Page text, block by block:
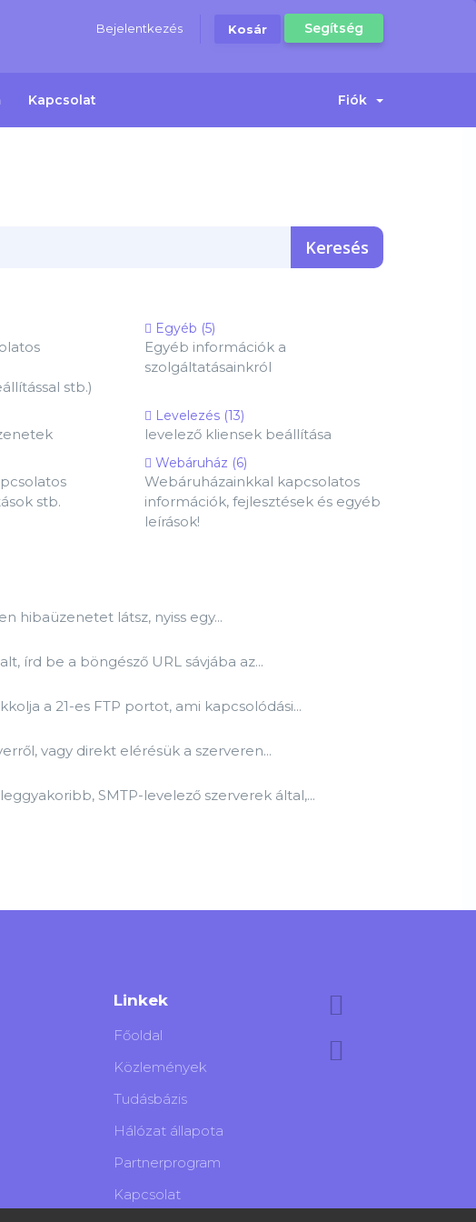
Bejelentkezés Kosár Segítség
Kapcsolat Fiók
stb.)
Egyéb (5)
Egyéb információk a
szolgáltatásainkról
Levelezés (13)
levelező kliensek beállítása
stb.
Webáruház (6)
Webáruházainkkal kapcsolatos
információk, fejlesztések és egyéb
leírások!
hibaüzenetet látsz, nyiss egy...
írd be a böngésző URL sávjába az...
a 21-es FTP portot, ami kapcsolódási...
vagy direkt elérésük a szerveren...
SMTP-levelező szerverek által,...
Linkek
Főoldal
Közlemények
Tudásbázis
Hálózat állapota
Partnerprogram
Kapcsolat